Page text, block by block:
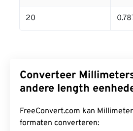
20
Converteer
andere length
FreeConvert.com kan
formaten converteren: